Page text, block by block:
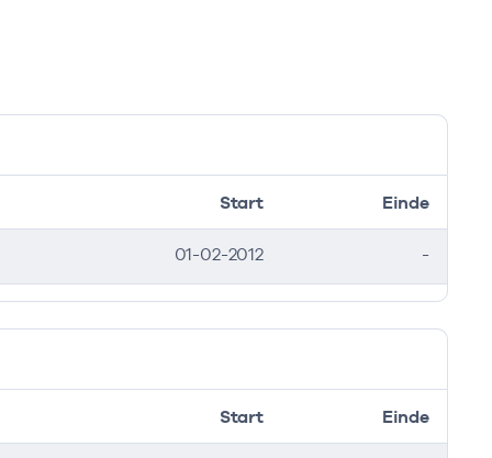
Start Einde
01-02-2012 -
Start Einde